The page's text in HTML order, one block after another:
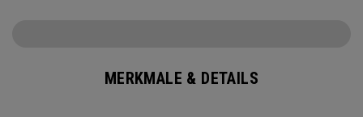
MERKMALE & DETAILS